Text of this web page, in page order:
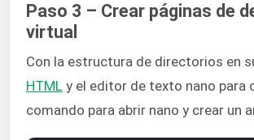
Paso 3 – Crear páginas de
virtual
Con la estructura de directorios en
HTML y el editor de texto nano para
comando para abrir nano y crear un